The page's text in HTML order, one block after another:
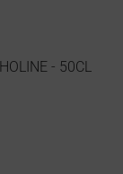
- 50CL